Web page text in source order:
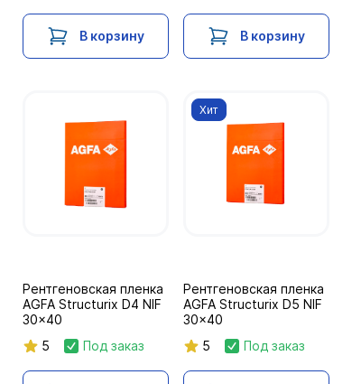
В корзину В корзину
Рентгеновская пленка
AGFA Structurix D4 NIF
30x40
5
Под заказ
Хит
Рентгеновская пленка
AGFA Structurix D5 NIF
30x40
5
Под заказ